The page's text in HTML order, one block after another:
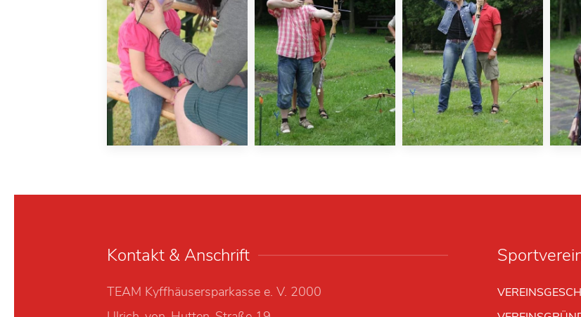
Kontakt & Anschrift
TEAM Kyffhäusersparkasse e. V. 2000